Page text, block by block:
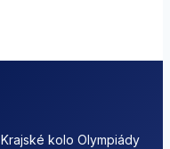
Krajské kolo Olympiády